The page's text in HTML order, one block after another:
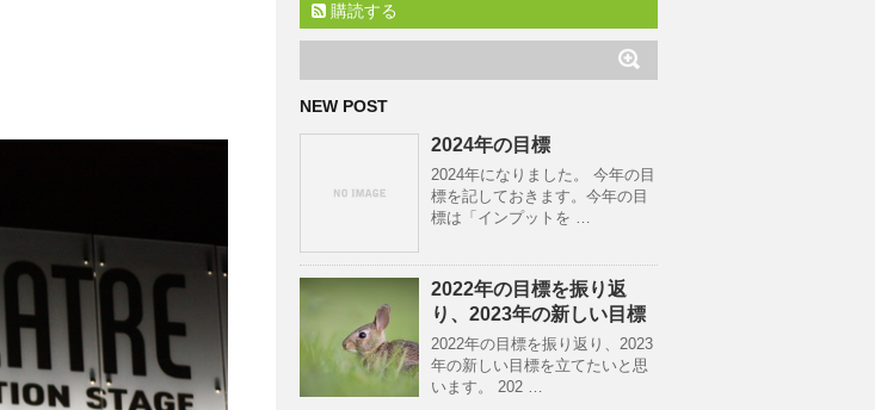
購読する
NEW POST
2024年の目標
2024年になりました。 今年の目
標を記しておきます。今年の目
標は「インプットを …
2022年の目標を振り返
り、2023年の新しい目標
2022年の目標を振り返り、2023
年の新しい目標を立てたいと思
います。 202 …